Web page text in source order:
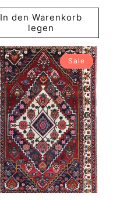
In den Warenkorb
legen
Sale